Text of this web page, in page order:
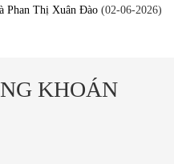
Phan Thị Xuân Đào (02-06-2026)
KHOÁN